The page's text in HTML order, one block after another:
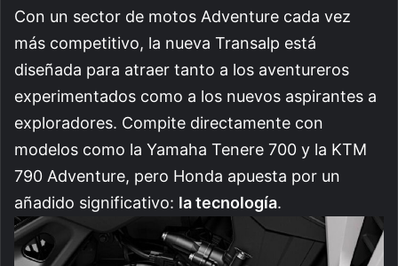
Con un sector de motos Adventure cada vez
más competitivo, la nueva Transalp está
diseñada para atraer tanto a los aventureros
experimentados como a los nuevos aspirantes a
exploradores. Compite directamente con
modelos como la Yamaha Tenere 700 y la KTM
790 Adventure, pero Honda apuesta por un
añadido significativo: la tecnología.